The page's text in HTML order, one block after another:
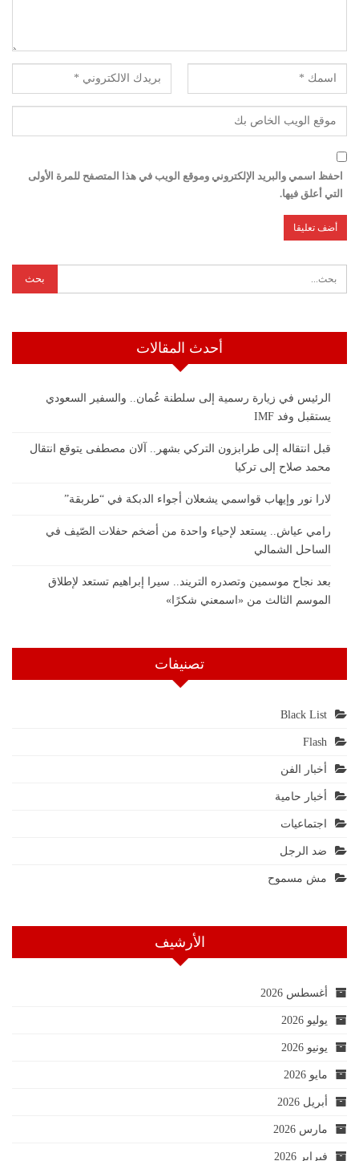
احفظ اسمي والبريد الإلكتروني وموقع الويب في هذا المتصفح للمرة الأولى
التي أعلق فيها.
أحدث المقالات
الرئيس في زيارة رسمية إلى سلطنة عُمان.. والسفير السعودي
يستقبل وفد IMF
قبل انتقاله إلى طرابزون التركي بشهر.. آلان مصطفى يتوقع انتقال
محمد صلاح إلى تركيا
لارا نور وإيهاب قواسمي يشعلان أجواء الدبكة في “طربقة”
رامي عياش.. يستعد لإحياء واحدة من أضخم حفلات الصّيف في
الساحل الشمالي
بعد نجاح موسمين وتصدره التريند.. سيرا إبراهيم تستعد لإطلاق
الموسم الثالث من «اسمعني شكرًا»
تصنيفات
Black List
Flash
أخبار الفن
أخبار حامية
اجتماعيات
ضد الرجل
مش مسموح
الأرشيف
أغسطس 2026
يوليو 2026
يونيو 2026
مايو 2026
أبريل 2026
مارس 2026
فبراير 2026